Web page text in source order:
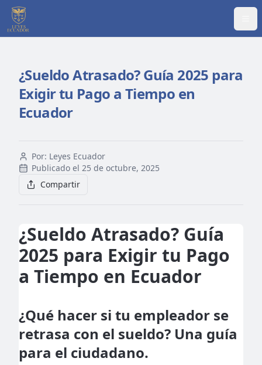
¿Sueldo Atrasado? Guía 2025 para
Exigir tu Pago a Tiempo en
Ecuador
Por: Leyes Ecuador
Publicado el 25 de octubre, 2025
Compartir
¿Sueldo Atrasado? Guía
2025 para Exigir tu Pago
a Tiempo en Ecuador
¿Qué hacer si tu empleador se
retrasa con el sueldo? Una guía
para el ciudadano.